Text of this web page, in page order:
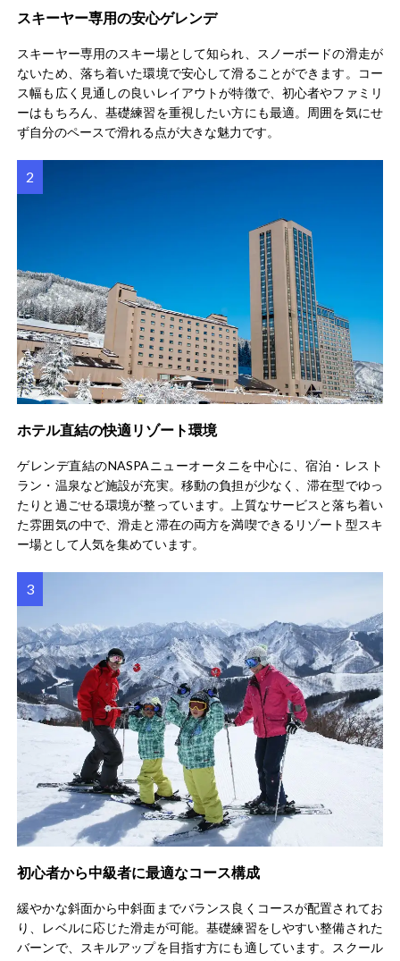
スキーヤー専用の安心ゲレンデ
スキーヤー専用のスキー場として知られ、スノーボードの滑走が
ないため、落ち着いた環境で安心して滑ることができます。コー
ス幅も広く見通しの良いレイアウトが特徴で、初心者やファミリ
ーはもちろん、基礎練習を重視したい方にも最適。周囲を気にせ
ず自分のペースで滑れる点が大きな魅力です。
ホテル直結の快適リゾート環境
ゲレンデ直結のNASPAニューオータニを中心に、宿泊・レスト
ラン・温泉など施設が充実。移動の負担が少なく、滞在型でゆっ
たりと過ごせる環境が整っています。上質なサービスと落ち着い
た雰囲気の中で、滑走と滞在の両方を満喫できるリゾート型スキ
ー場として人気を集めています。
初心者から中級者に最適なコース構成
緩やかな斜面から中斜面までバランス良くコースが配置されてお
り、レベルに応じた滑走が可能。基礎練習をしやすい整備された
バーンで、スキルアップを目指す方にも適しています。スクール